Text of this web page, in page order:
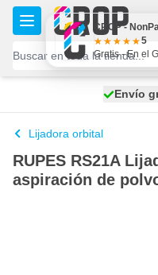
Ir al contenido
Envío
100 días
Lijadora orbital
RUPES RS21A
aspiración de
CROP -
5
Gratis - En el